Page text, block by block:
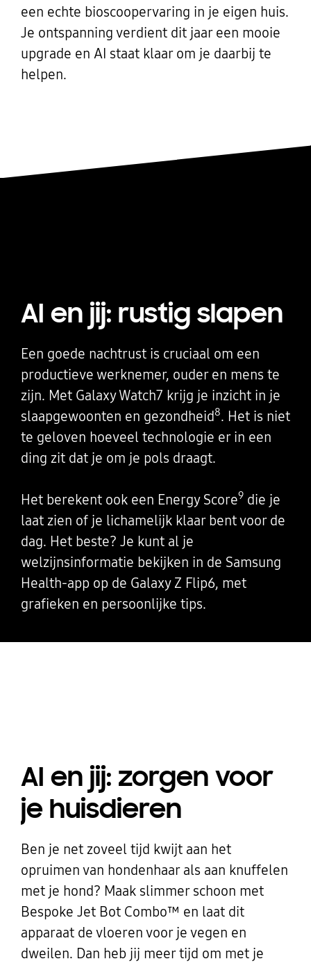
een echte bioscoopervaring in je eigen huis.
Je ontspanning verdient dit jaar een mooie
upgrade en AI staat klaar om je daarbij te
helpen.
AI en jij: rustig slapen
Een goede nachtrust is cruciaal om een
productieve werknemer, ouder en mens te
zijn. Met Galaxy Watch7 krijg je inzicht in je
slaapgewoonten en gezondheid8. Het is niet
te geloven hoeveel technologie er in een
ding zit dat je om je pols draagt.
Het berekent ook een Energy Score9die je
laat zien of je lichamelijk klaar bent voor de
dag. Het beste? Je kunt al je
welzijnsinformatie bekijken in de Samsung
Health-app op de Galaxy Z Flip6, met
grafieken en persoonlijke tips.
AI en jij: zorgen voor
je huisdieren
Ben je net zoveel tijd kwijt aan het
opruimen van hondenhaar als aan knuffelen
met je hond? Maak slimmer schoon met
Bespoke Jet Bot Combo™ en laat dit
apparaat de vloeren voor je vegen en
dweilen. Dan heb jij meer tijd om met je